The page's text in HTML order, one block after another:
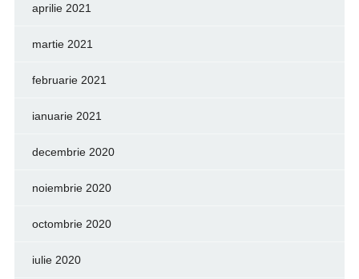
aprilie 2021
martie 2021
februarie 2021
ianuarie 2021
decembrie 2020
noiembrie 2020
octombrie 2020
iulie 2020